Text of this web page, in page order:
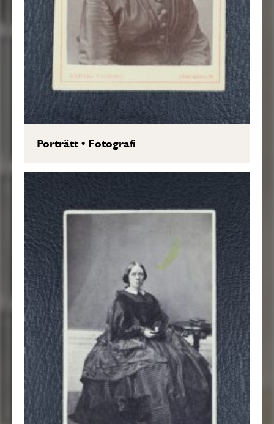
Porträtt• Fotografi